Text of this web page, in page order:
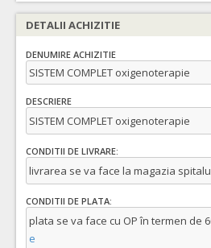
DETALII ACHIZITIE
DENUMIRE ACHIZITIE
SISTEM COMPLET oxigenoterapie
DESCRIERE
SISTEM COMPLET oxigenoterapie
CONDITII DE LIVRARE:
livrarea se va face la magazia
CONDITII DE PLATA:
plata se va face cu OP în termen de
e